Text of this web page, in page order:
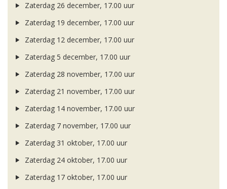
Zaterdag 26 december, 17.00 uur
Zaterdag 19 december, 17.00 uur
Zaterdag 12 december, 17.00 uur
Zaterdag 5 december, 17.00 uur
Zaterdag 28 november, 17.00 uur
Zaterdag 21 november, 17.00 uur
Zaterdag 14 november, 17.00 uur
Zaterdag 7 november, 17.00 uur
Zaterdag 31 oktober, 17.00 uur
Zaterdag 24 oktober, 17.00 uur
Zaterdag 17 oktober, 17.00 uur